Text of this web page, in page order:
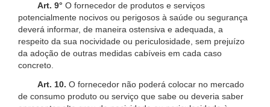
Art. 9° O fornecedor de produtos e serviços
potencialmente nocivos ou perigosos à saúde ou segurança
deverá informar, de maneira ostensiva e adequada, a
respeito da sua nocividade ou periculosidade, sem prejuízo
da adoção de outras medidas cabíveis em cada caso
concreto.
Art. 10. O fornecedor não poderá colocar no mercado
de consumo produto ou serviço que sabe ou deveria saber